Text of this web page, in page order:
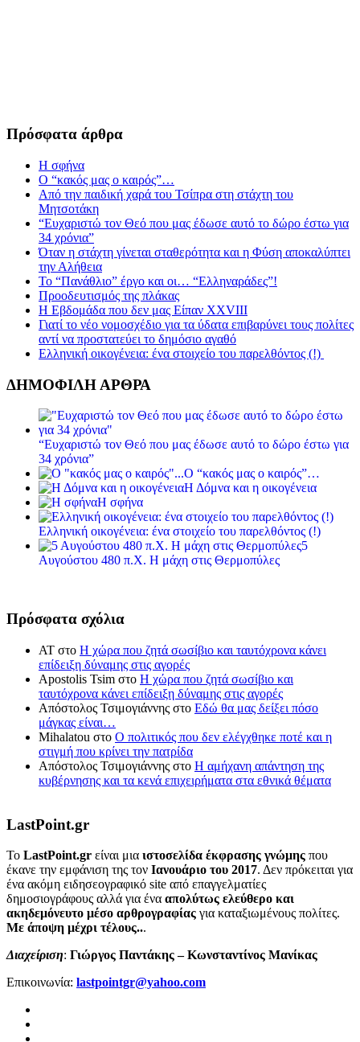
Πρόσφατα άρθρα
Η σφήνα
Ο “κακός μας ο καιρός”…
Από την παιδική χαρά του Τσίπρα στη στάχτη του
Μητσοτάκη
“Ευχαριστώ τον Θεό που μας έδωσε αυτό το δώρο έστω για
34 χρόνια”
Όταν η στάχτη γίνεται σταθερότητα και η Φύση αποκαλύπτει
την Αλήθεια
Το “Πανάθλιο” έργο και οι… “Ελληναράδες”!
Προοδευτισμός της πλάκας
Η Εβδομάδα που δεν μας Είπαν XXVIII
Γιατί το νέο νομοσχέδιο για τα ύδατα επιβαρύνει τους πολίτες
αντί να προστατεύει το δημόσιο αγαθό
Ελληνική οικογένεια: ένα στοιχείο του παρελθόντος (!)
ΔΗΜΟΦΙΛΗ ΑΡΘΡΑ
“Ευχαριστώ τον Θεό που μας έδωσε αυτό το δώρο έστω για
34 χρόνια”
Ο “κακός μας ο καιρός”…
Η Δόμνα και η οικογένεια
Η σφήνα
Ελληνική οικογένεια: ένα στοιχείο του παρελθόντος (!)
5
Αυγούστου 480 π.Χ. Η μάχη στις Θερμοπύλες
Πρόσφατα σχόλια
ΑΤ στο Η χώρα που ζητά σωσίβιο και ταυτόχρονα κάνει
επίδειξη δύναμης στις αγορές
Apostolis Tsim στο Η χώρα που ζητά σωσίβιο και
ταυτόχρονα κάνει επίδειξη δύναμης στις αγορές
Απόστολος Τσιμογιάννης στο Εδώ θα μας δείξει πόσο
μάγκας είναι…
Mihalatou στο Ο πολιτικός που δεν ελέγχθηκε ποτέ και η
στιγμή που κρίνει την πατρίδα
Απόστολος Τσιμογιάννης στο Η αμήχανη απάντηση της
κυβέρνησης και τα κενά επιχειρήματα στα εθνικά θέματα
LastPoint.gr
To LastPoint.gr είναι μια ιστοσελίδα έκφρασης γνώμης που
έκανε την εμφάνιση της τον Ιανουάριο του 2017. Δεν πρόκειται για
ένα ακόμη ειδησεογραφικό site από επαγγελματίες
δημοσιογράφους αλλά για ένα απολύτως ελεύθερο και
ακηδεμόνευτο μέσο αρθρογραφίας για καταξιωμένους πολίτες.
Με άποψη μέχρι τέλους...
Διαχείριση: Γιώργος Παντάκης – Κωνσταντίνος Μανίκας
Επικοινωνία: lastpointgr@yahoo.com